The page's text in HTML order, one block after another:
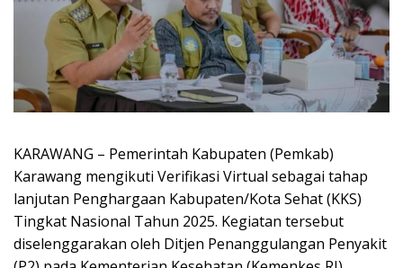
KARAWANG – Pemerintah Kabupaten (Pemkab)
Karawang mengikuti Verifikasi Virtual sebagai tahap
lanjutan Penghargaan Kabupaten/Kota Sehat (KKS)
Tingkat Nasional Tahun 2025. Kegiatan tersebut
diselenggarakan oleh Ditjen Penanggulangan Penyakit